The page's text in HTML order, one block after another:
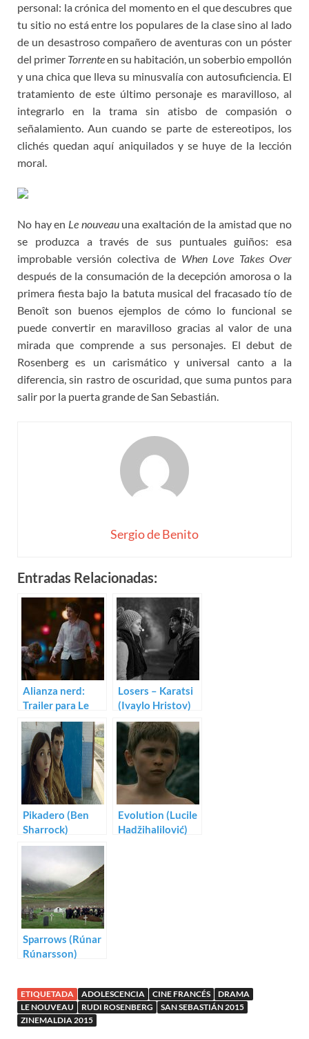
personal: la crónica del momento en el que descubres que
tu sitio no está entre los populares de la clase sino al lado
de un desastroso compañero de aventuras con un póster
del primer Torrenteen su habitación, un soberbio empollón
y una chica que lleva su minusvalía con autosuficiencia. El
tratamiento de este último personaje es maravilloso, al
integrarlo en la trama sin atisbo de compasión o
señalamiento. Aun cuando se parte de estereotipos, los
clichés quedan aquí aniquilados y se huye de la lección
moral.
No hay en Le nouveauuna exaltación de la amistad que no
se produzca a través de sus puntuales guiños: esa
improbable versión colectiva de When Love Takes Over
después de la consumación de la decepción amorosa o la
primera fiesta bajo la batuta musical del fracasado tío de
Benoît son buenos ejemplos de cómo lo funcional se
puede convertir en maravilloso gracias al valor de una
mirada que comprende a sus personajes. El debut de
Rosenberg es un carismático y universal canto a la
diferencia, sin rastro de oscuridad, que suma puntos para
salir por la puerta grande de San Sebastián.
Sergio de Benito
Entradas Relacionadas:
Alianza nerd:
Trailer para Le
nouveau
Losers – Karatsi
(Ivaylo Hristov)
Pikadero (Ben
Sharrock)
Evolution (Lucile
Hadžihalilović)
Sparrows (Rúnar
Rúnarsson)
ETIQUETADA ADOLESCENCIA CINE FRANCÉS
DRAMA
LE NOUVEAU
RUDI ROSENBERG
SAN SEBASTIÁN 2015
ZINEMALDIA 2015